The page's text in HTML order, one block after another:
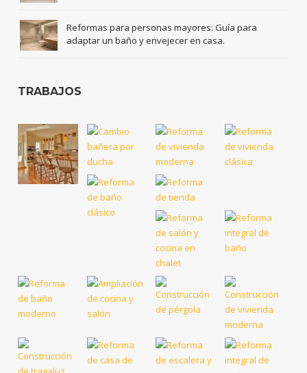
Reformas para personas mayores: Guía para
adaptar un baño y envejecer en casa.
TRABAJOS